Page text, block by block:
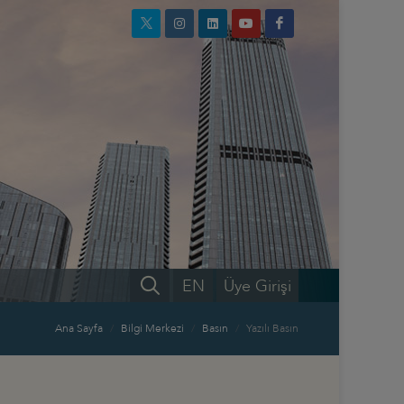
Üye Girişi
EN
Ana Sayfa Bilgi Merkezi Basın Yazılı Basın